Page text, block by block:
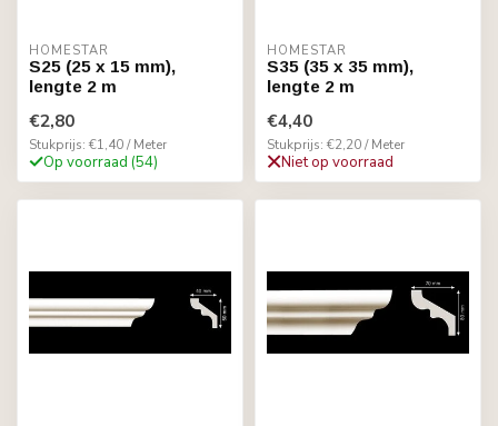
HOMESTAR
S25 (25 x 15 mm),
lengte 2 m
€2,80
Stukprijs: €1,40 / Meter
Op voorraad (54)
HOMESTAR
S35 (35 x 35 mm),
lengte 2 m
€4,40
Stukprijs: €2,20 / Meter
Niet op voorraad